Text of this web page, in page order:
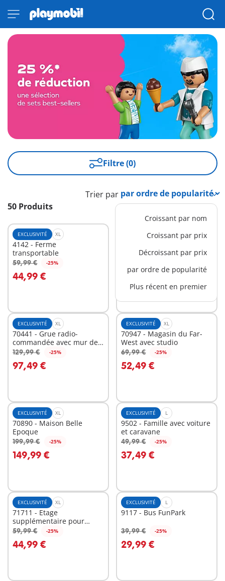
Filtre (0)
50 Produits
Trier par
Croissant par nom
Croissant par prix
Décroissant par prix
par ordre de popularité
Plus récent en premier
EXCLUSIVITÉ XL
4142 - Ferme
transportable
59,99 € -25%
44,99 €
Au panier
EXCLUSIVITÉ XL
FunPark XXL Rico
44,99 €
Au panier
EXCLUSIVITÉ XL
70441 - Grue radio-
commandée avec mur de
construction
129,99 € -25%
97,49 €
Au panier
EXCLUSIVITÉ XL
70947 - Magasin du Far-
West avec studio
69,99 € -25%
52,49 €
Au panier
EXCLUSIVITÉ XL
70890 - Maison Belle
Epoque
199,99 € -25%
149,99 €
Au panier
EXCLUSIVITÉ L
9502 - Famille avec voiture
et caravane
49,99 € -25%
37,49 €
Au panier
EXCLUSIVITÉ XL
71711 - Etage
supplémentaire pour
Maison Belle Epoque
59,99 € -25%
44,99 €
Au panier
EXCLUSIVITÉ L
9117 - Bus FunPark
39,99 € -25%
29,99 €
Au panier